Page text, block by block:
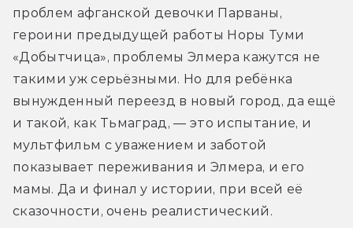
проблем афганской девочки Парваны,
героини предыдущей работы Норы Туми
«Добытчица», проблемы Элмера кажутся не
такими уж серьёзными. Но для ребёнка
вынужденный переезд в новый город, да ещё
и такой, как Тьмаград, — это испытание, и
мультфильм с уважением и заботой
показывает переживания и Элмера, и его
мамы. Да и финал у истории, при всей её
сказочности, очень реалистический.